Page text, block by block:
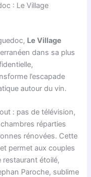
: Le Village
Le Village
dans sa plus
l’escapade
autour du vin.
: pas de télévision,
réparties
rénovées. Cette
permet aux couples
restaurant étoilé,
Paroche, sublime